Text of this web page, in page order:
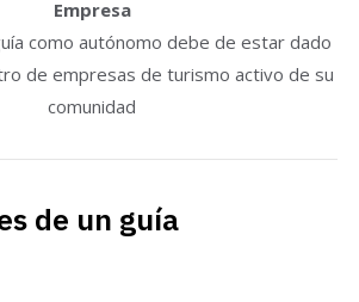
Empresa
como autónomo debe de estar dado
de empresas de turismo activo de su
comunidad
de un guía